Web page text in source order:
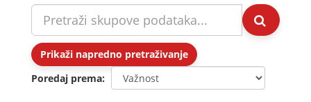
Prikaži napredno pretraživanje
Poredaj prema